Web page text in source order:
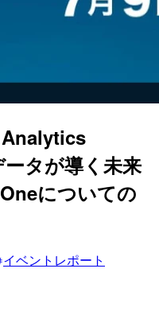
Analytics
タが導く未来
についての
イベントレポート